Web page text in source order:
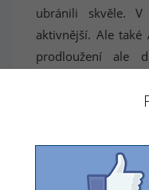
ubránili skvěle.
aktivnější. Ale také
prodloužení ale
Petr
Poměrně
označit výrok